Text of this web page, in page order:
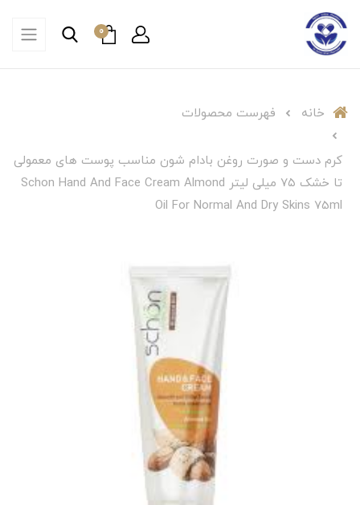
0
خانه فهرست محصولات
کرم دست و صورت روغن بادام شون مناسب پوست های معمولی
تا خشک ۷۵ میلی لیتر Schon Hand And Face Cream Almond
Oil For Normal And Dry Skins 75ml